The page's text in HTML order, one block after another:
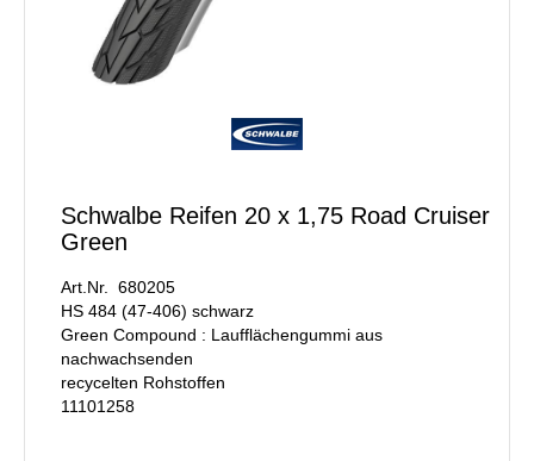
Schwalbe Reifen 20 x 1,75 Road Cruiser
Green
Art.Nr. 680205
HS 484 (47-406) schwarz
Green Compound : Laufflächengummi aus
nachwachsenden
recycelten Rohstoffen
11101258